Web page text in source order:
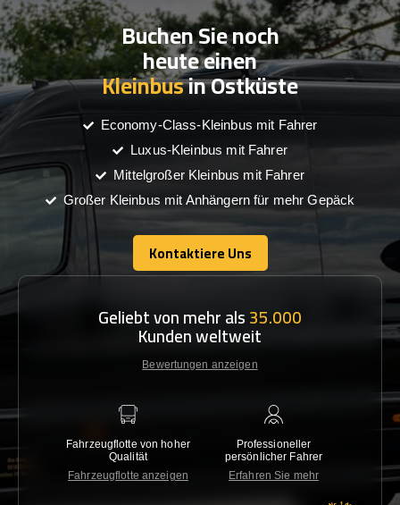
Buchen Sie noch
heute einen
Kleinbusin Ostküste
Economy-Class-Kleinbus mit Fahrer
Luxus-Kleinbus mit Fahrer
Mittelgroßer Kleinbus mit Fahrer
Großer Kleinbus mit Anhängern für mehr Gepäck
Kontaktiere Uns
Kontaktiere Uns
Geliebt von mehr als35.000
Kunden weltweit
Bewertungen anzeigen
Fahrzeugflotte von hoher
Qualität
Fahrzeugflotte anzeigen
Professioneller
persönlicher Fahrer
Erfahren Sie mehr